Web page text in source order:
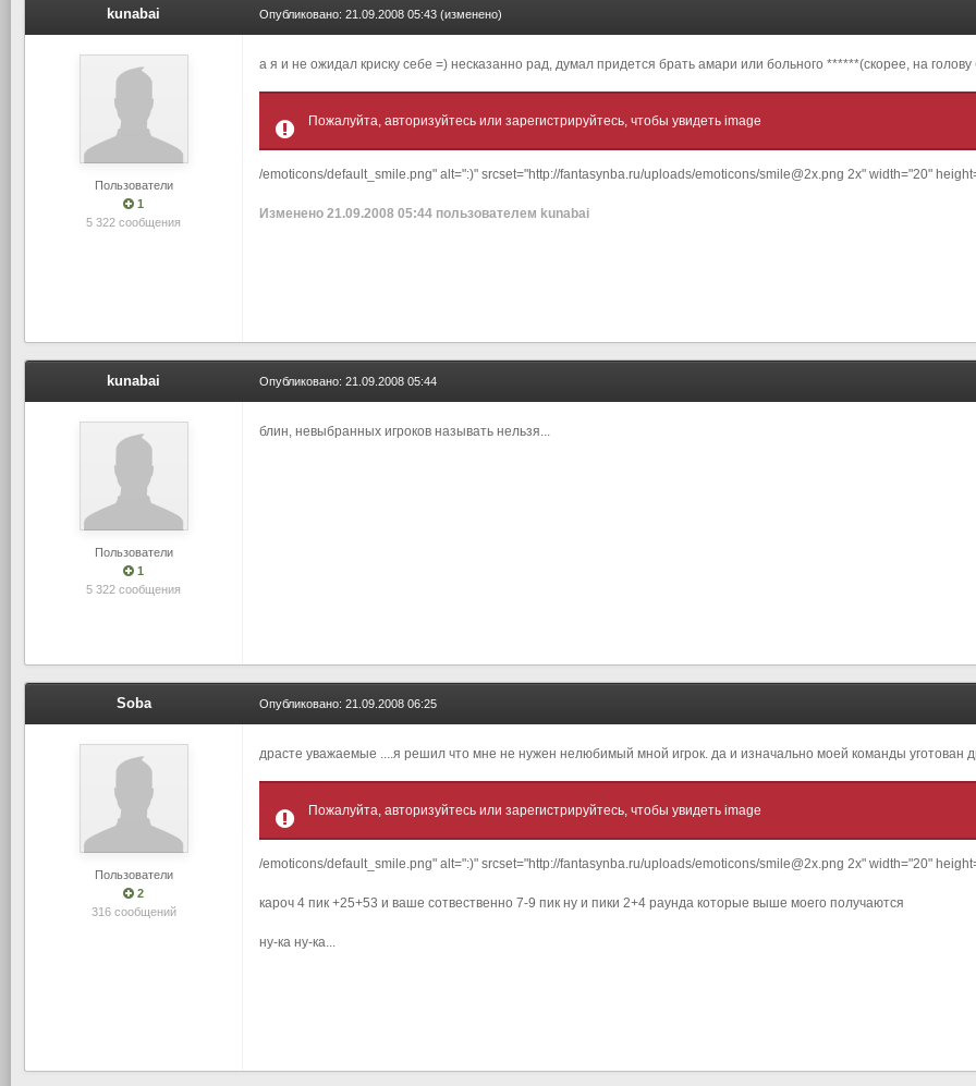
kunabai
Пользователи
1
5 322 сообщения
Опубликовано: 21.09.2008 05:43 (изменено)
а я и не ожидал криску себе =) несказанно рад, думал придется брать амари или больного ******(скорее, на голову
Пожалуйта, авторизуйтесь или зарегистрируйтесь, чтобы увидеть image
/emoticons/default_smile.png" alt=":)" srcset="http://fantasynba.ru/uploads/emoticons/smile@2x.png 2x" width="20"
Изменено 21.09.2008 05:44 пользователем kunabai
kunabai
Пользователи
1
5 322 сообщения
Опубликовано: 21.09.2008 05:44
блин, невыбранных игроков называть нельзя...
Soba
Пользователи
2
316 сообщений
Опубликовано: 21.09.2008 06:25
драсте уважаемые ....я решил что мне не нужен нелюбимый мной игрок. да и изначально моей команды уготован
Пожалуйта, авторизуйтесь или зарегистрируйтесь, чтобы увидеть image
/emoticons/default_smile.png" alt=":)" srcset="http://fantasynba.ru/uploads/emoticons/smile@2x.png 2x" width="20"
кароч 4 пик +25+53 и ваше сотвественно 7-9 пик ну и пики 2+4 раунда которые выше моего получаются
ну-ка ну-ка...